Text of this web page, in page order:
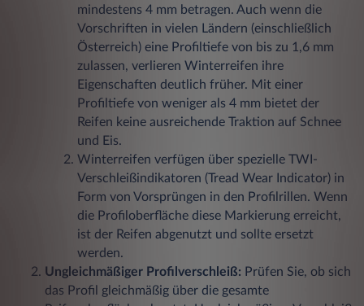
mindestens 4 mm betragen. Auch wenn die
Vorschriften in vielen Ländern (einschließlich
Österreich) eine Profiltiefe von bis zu 1,6 mm
zulassen, verlieren Winterreifen ihre
Eigenschaften deutlich früher. Mit einer
Profiltiefe von weniger als 4 mm bietet der
Reifen keine ausreichende Traktion auf Schnee
und Eis.
Winterreifen verfügen über spezielle TWI-
Verschleißindikatoren (Tread Wear Indicator) in
Form von Vorsprüngen in den Profilrillen. Wenn
die Profiloberfläche diese Markierung erreicht,
ist der Reifen abgenutzt und sollte ersetzt
werden.
Ungleichmäßiger Profilverschleiß: Prüfen Sie, ob sich
das Profil gleichmäßig über die gesamte